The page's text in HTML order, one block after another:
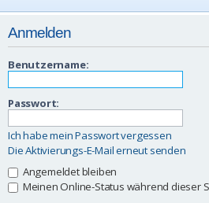
Anmelden
Benutzername:
Passwort:
Ich habe mein Passwort vergessen
Die Aktivierungs-E-Mail erneut senden
Angemeldet bleiben
Meinen Online-Status während dieser